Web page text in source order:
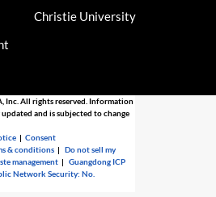
Christie University
Inc. All rights reserved. Information
and is subjected to change
|Consent
& conditions |Do not sell my
management |Guangdong ICP
Network Security: No.